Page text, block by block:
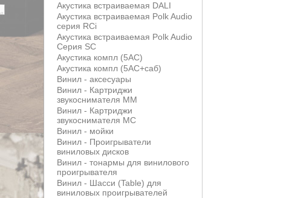
Акустика встраиваемая DALI
Акустика встраиваемая Polk Audio
серия RCi
Акустика встраиваемая Polk Audio
Серия SC
Акустика компл (5АС)
Акустика компл (5АС+саб)
Винил - аксесуары
Винил - Картриджи
звукоснимателя MM
Винил - Картриджи
звукоснимателя MС
Винил - мойки
Винил - Проигрыватели
виниловых дисков
Винил - тонармы для винилового
проигрывателя
Винил - Шасси (Table) для
виниловых проигрывателей